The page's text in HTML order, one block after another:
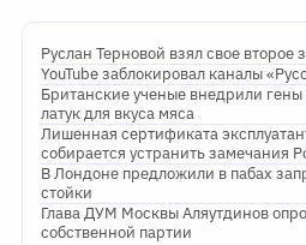
Руслан Терновой взял свое второе
YouTube заблокировал каналы
Британские ученые внедрили гены
латук для вкуса мяса
Лишенная сертификата
собирается устранить замечания
В Лондоне предложили в пабах
стойки
Глава ДУМ Москвы Аляутдинов
собственной партии